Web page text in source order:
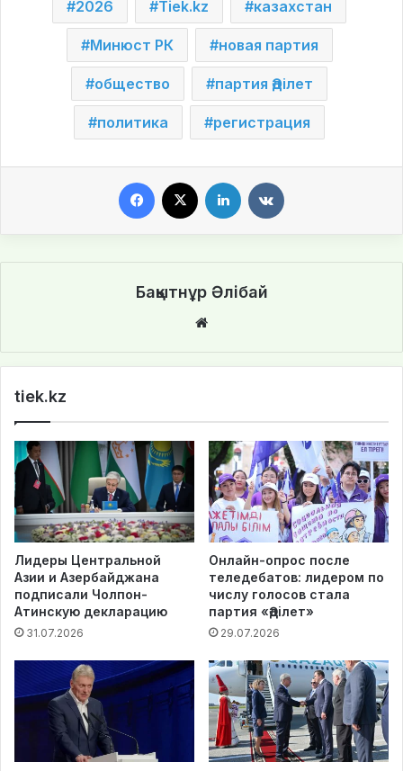
2026 Tiek.kz казахстан
Минюст РК новая партия
общество партия Әділет
политика регистрация
Бақытнұр Әлібай
te
tiek.kz
Лидеры Центральной
Азии и Азербайджана
подписали Чолпон-
Атинскую декларацию
31.07.2026
Онлайн-опрос после
теледебатов: лидером по
числу голосов стала
партия «Әділет»
29.07.2026